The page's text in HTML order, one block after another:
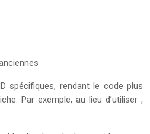
spécifiques, rendant le code plus
Par exemple, au lieu d’utiliser ,